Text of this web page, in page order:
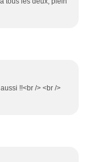
!!<br /> <br />